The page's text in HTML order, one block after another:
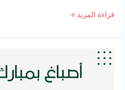
قراءة المزيد »
أصباغ
بمبارك